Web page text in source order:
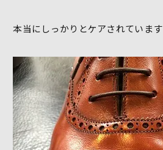
本当にしっかりとケアされています